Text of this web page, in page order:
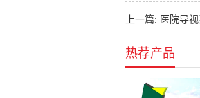
上一篇: 医院导
热荐产品